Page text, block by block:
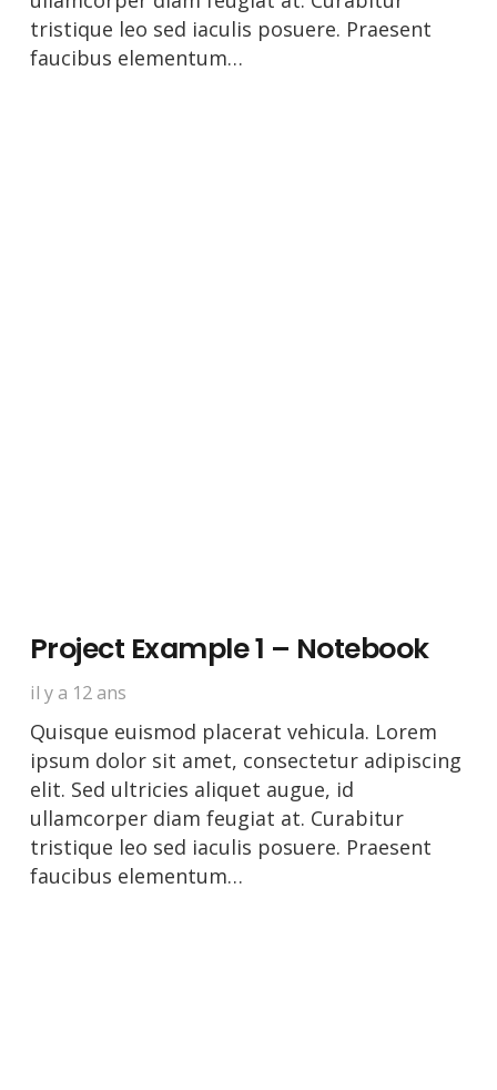
tristique leo sed iaculis posuere. Praesent
faucibus elementum…
Project Example 1 – Notebook
il y a 12 ans
Quisque euismod placerat vehicula. Lorem
ipsum dolor sit amet, consectetur adipiscing
elit. Sed ultricies aliquet augue, id
ullamcorper diam feugiat at. Curabitur
tristique leo sed iaculis posuere. Praesent
faucibus elementum…